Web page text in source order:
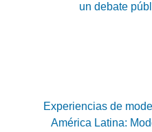
un debate
Experiencias de
América Latina: